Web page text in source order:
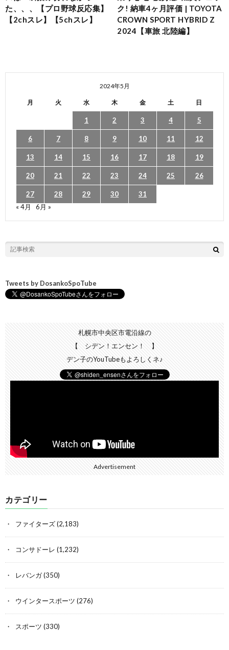
た、、、【プロ野球反応集】
【2chスレ】【5chスレ】
ク! 納車4ヶ月評価 | TOYOTA
CROWN SPORT HYBRID Z
2024【車旅 北陸編】
2024年5月
月 火 水 木 金 土 日
1 2 3 4 5
6 7 8 9 10 11 12
13 14 15 16 17 18 19
20 21 22 23 24 25 26
27 28 29 30
31
« 4月
6月 »
Tweets by DosankoSpoTube
札幌市中央区市電沿線の
【 シデン！エンセン！ 】
デン子のYouTubeもよろしくネ♪
Advertisement
カテゴリー
ファイターズ(2,183)
コンサドーレ (1,232)
レバンガ(350)
ウインタースポーツ (276)
スポーツ (330)